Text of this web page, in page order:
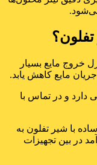
خروج مایع بسیار
مایع کاهش یابد.
دارد و در تماس با
با شیر تفلون به
در بین تجهیزات